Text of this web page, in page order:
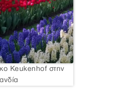
Keukenhof στην